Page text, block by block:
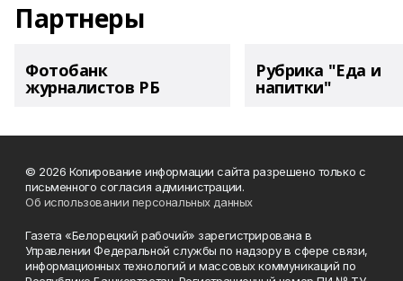
Партнеры
Фотобанк
журналистов РБ
Рубрика "Еда и
напитки"
© 2026 Копирование информации сайта разрешено только с
письменного согласия администрации.
Об использовании персональных данных
Газета «Белорецкий рабочий» зарегистрирована в
Управлении Федеральной службы по надзору в сфере связи,
информационных технологий и массовых коммуникаций по